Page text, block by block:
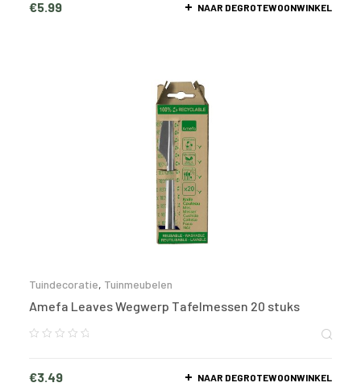
€5.99 NAAR DEGROTEWOONWINKEL
Tuindecoratie, Tuinmeubelen
Amefa Leaves Wegwerp Tafelmessen 20 stuks
€3.49 NAAR DEGROTEWOONWINKEL